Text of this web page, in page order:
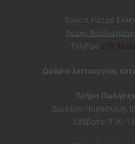
Έναντι Μετρό
Λεωφ.
Τηλ/Fax: 210
Ωράριο λειτουργίας
Τμήμα
Δευτέρα-Παρασκευή:
Σάββατο: 9:30-